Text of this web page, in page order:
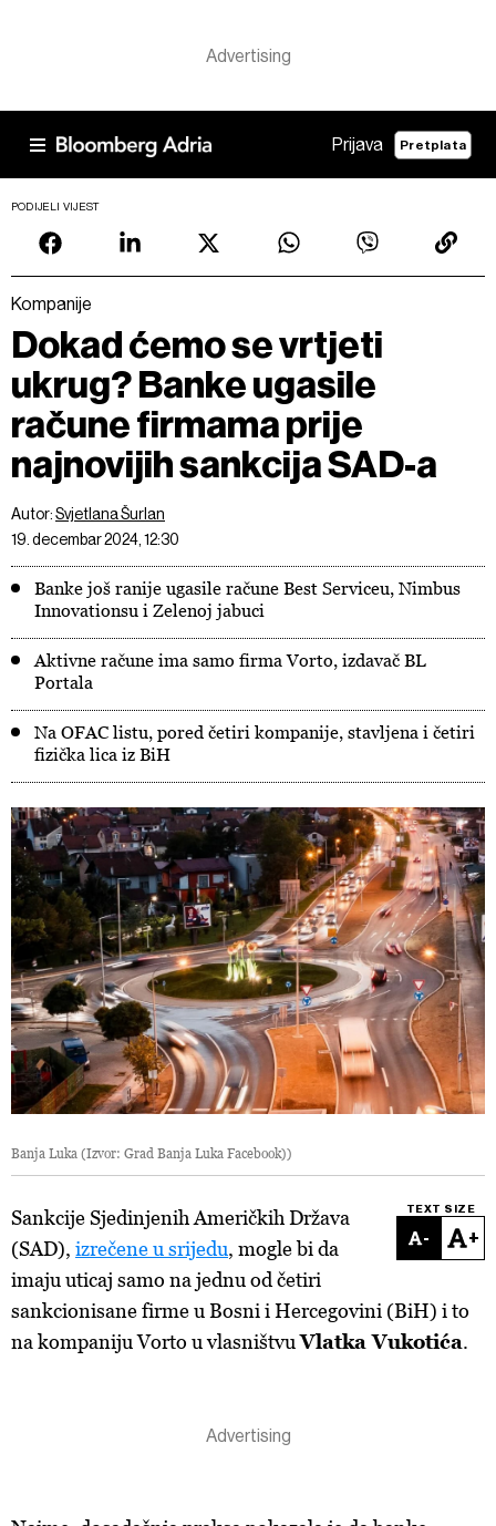
Prijava Pretplata
PODIJELI VIJEST
Kompanije
Dokad ćemo se vrtjeti
ukrug? Banke ugasile
račune firmama prije
najnovijih sankcija SAD-a
Autor:Svjetlana Šurlan
19. decembar 2024, 12:30
Banke još ranije ugasile račune Best Serviceu, Nimbus
Innovationsu i Zelenoj jabuci
Aktivne račune ima samo firma Vorto, izdavač BL
Portala
Na OFAC listu, pored četiri kompanije, stavljena i četiri
fizička lica iz BiH
Banja Luka (Izvor: Grad Banja Luka Facebook))
TEXT SIZE
- +
Sankcije Sjedinjenih Američkih Država
(SAD), izrečene u srijedu, mogle bi da
imaju uticaj samo na jednu od četiri
sankcionisane firme u Bosni i Hercegovini (BiH) i to
na kompaniju Vorto u vlasništvuVlatka Vukotića.